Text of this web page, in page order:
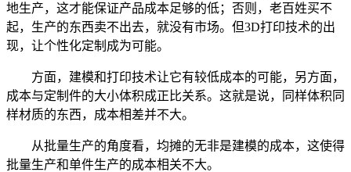
地生产，这才能保证产品成本足够的低；否则，老百姓买不
起，生产的东西卖不出去，就没有市场。但3D打印技术的出
现，让个性化定制成为可能。
方面，建模和打印技术让它有较低成本的可能，另方面，
成本与定制件的大小体积成正比关系。这就是说，同样体积同
样材质的东西，成本相差并不大。
从批量生产的角度看，均摊的无非是建模的成本，这使得
批量生产和单件生产的成本相关不大。